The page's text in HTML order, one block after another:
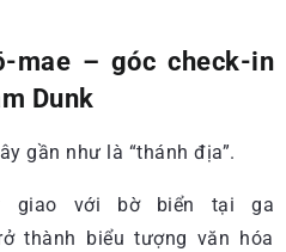
mae – góc check-in
Dunk
gần như là “thánh địa”.
giao với bờ biển tại ga
thành biểu tượng văn hóa